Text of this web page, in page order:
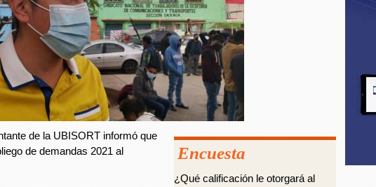
de la UBISORT informó que
de demandas 2021 al
Encuesta
¿Qué calificación le otorgará al